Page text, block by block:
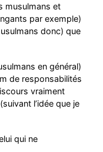
musulmans et
par exemple)
donc) que
en général)
de responsabilités
vraiment
l’idée que je
qui ne